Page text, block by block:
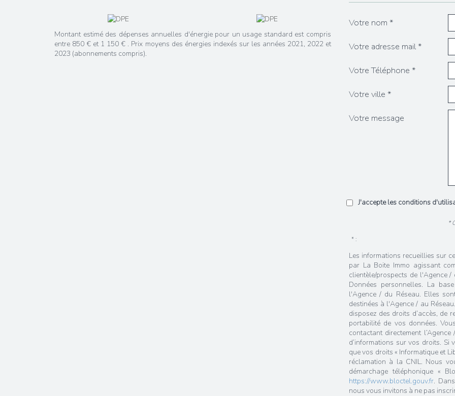
Montant estimé des dépenses annuelles d'énergie pour un usage standard est compris
entre 850 € et 1 150 € . Prix moyens des énergies indexés sur les années 2021, 2022 et
2023 (abonnements compris).
Votre nom *
Votre adresse mail *
Votre Téléphone *
Votre ville *
Votre message
J'accepte les conditions
*
* :
Les informations recueillies sur
par La Boite Immo agissant
clientèle/prospects de l'Agence
Données personnelles. La
l'Agence / du Réseau. Elles
destinées à l'Agence / au
disposez des droits d’accès, de
portabilité de vos données.
contactant directement
d’informations sur vos droits. Si
que vos droits « Informatique et
réclamation à la CNIL. Nous
démarchage téléphonique «
https://www.bloctel.gouv.fr.
nous vous invitons à ne pas